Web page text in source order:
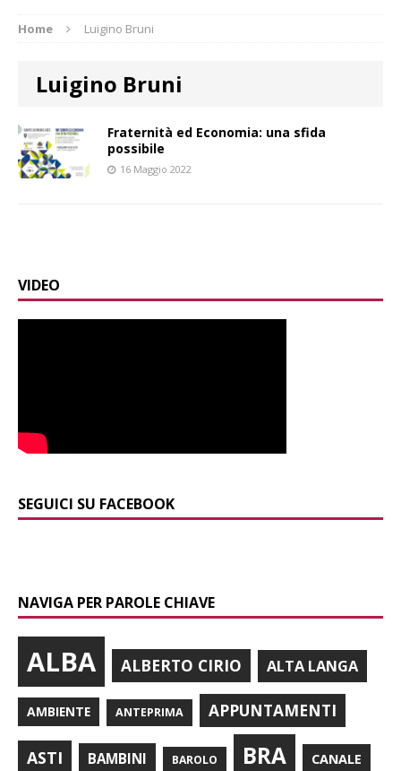
Home Luigino Bruni
Luigino Bruni
Fraternità ed Economia: una sfida
possibile
16 Maggio 2022
VIDEO
SEGUICI SU FACEBOOK
NAVIGA PER PAROLE CHIAVE
ALBA ALBERTO CIRIO ALTA LANGA
AMBIENTE ANTEPRIMA APPUNTAMENTI
ASTI BAMBINI BAROLO BRA CANALE